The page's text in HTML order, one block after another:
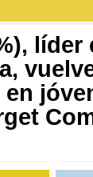
líder